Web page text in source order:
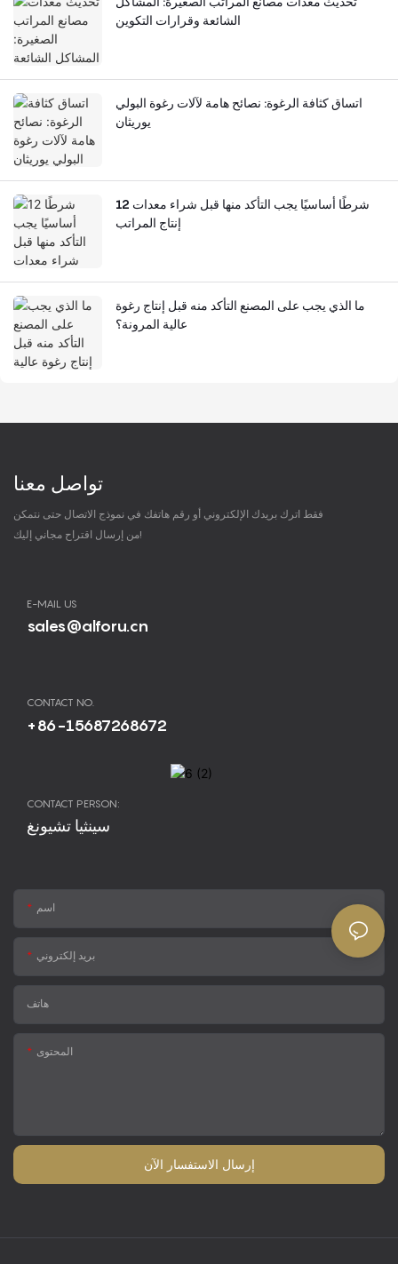
الشائعة وقرارات التكوين
اتساق كثافة الرغوة: نصائح هامة لآلات رغوة البولي
يوريثان
12 شرطًا أساسيًا يجب التأكد منها قبل شراء معدات
إنتاج المراتب
ما الذي يجب على المصنع التأكد منه قبل إنتاج رغوة
عالية المرونة؟
تواصل معنا
فقط اترك بريدك الإلكتروني أو رقم هاتفك في نموذج الاتصال حتى نتمكن
من إرسال اقتراح مجاني إليك!
E-MAIL US
sales@alforu.cn
CONTACT NO.
+86-15687268672
CONTACT PERSON:
سينثيا تشيونغ
اسم
بريد إلكتروني
هاتف
المحتوى
إرسال الاستفسار الآن